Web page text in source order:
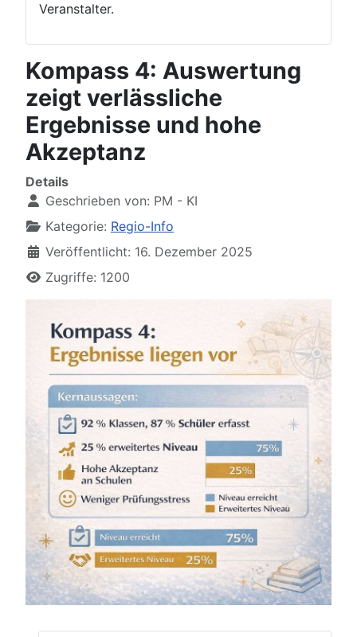
Veranstalter.
Kompass 4: Auswertung
zeigt verlässliche
Ergebnisse und hohe
Akzeptanz
Details
Geschrieben von: PM - KI
Kategorie: Regio-Info
Veröffentlicht: 16. Dezember 2025
Zugriffe: 1200